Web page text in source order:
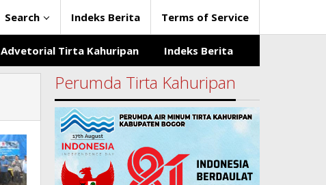
Search Indeks Berita Terms of Service
Advetorial Tirta Kahuripan Indeks Berita
Perumda Tirta Kahuripan